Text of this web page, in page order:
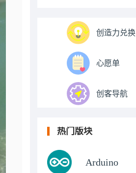
创造力兑换
心愿单
创客导航
热门版块
Arduino